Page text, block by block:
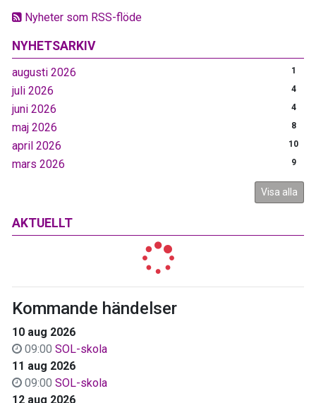
Nyheter som RSS-flöde
NYHETSARKIV
augusti 2026 1
juli 2026 4
juni 2026 4
maj 2026 8
april 2026 10
mars 2026 9
Visa alla
AKTUELLT
Kommande händelser
10 aug 2026
09:00 SOL-skola
11 aug 2026
09:00 SOL-skola
12 aug 2026